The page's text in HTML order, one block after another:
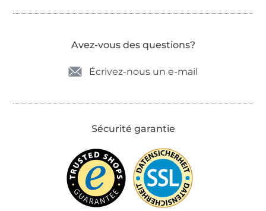
Avez-vous des questions?
Écrivez-nous un e-mail
Sécurité garantie